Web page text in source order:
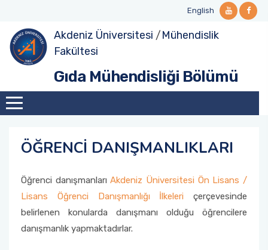
English
Akdeniz Üniversitesi /Mühendislik
Fakültesi
Gıda Mühendisliği Bölümü
ÖĞRENCİ DANIŞMANLIKLARI
Öğrenci danışmanlarıAkdeniz Üniversitesi Ön Lisans /
Lisans Öğrenci Danışmanlığı İlkeleri çerçevesinde
belirlenen konularda danışmanı olduğu öğrencilere
danışmanlık yapmaktadırlar.
Tanıtım
Komisyonlar
Misyonumuz
Lisans
Lisans Ders Görevlendirmeleri
Lisans Dersler Kataloğu
Lisans Ders İçerikleri
Öğrenci Sınıf ve Bölüm Temsilcileri
Birim İçi/Dışı Uygulama
Bitirme Çalışması
Lisans Yandal Eğitimi
Öğrenci Değişim Programları
Yüksek Lisans
Yüksek Lisans Müfredat
Yüksek Lisans Ders Kataloğu
Doktora Müfredat
Doktora Ders Kataloğu
Bölüm Personeli
Bölüme Emeği Geçenler
Projeler
Laboratuvarlar